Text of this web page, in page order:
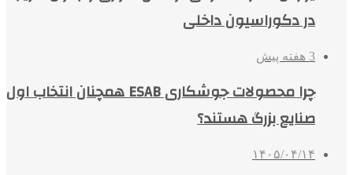
در دکوراسیون داخلی
3 هفته پیش
چرا محصولات جوشکاری ESAB همچنان انتخاب اول
صنایع بزرگ هستند؟
۱۴۰۵/۰۴/۱۴